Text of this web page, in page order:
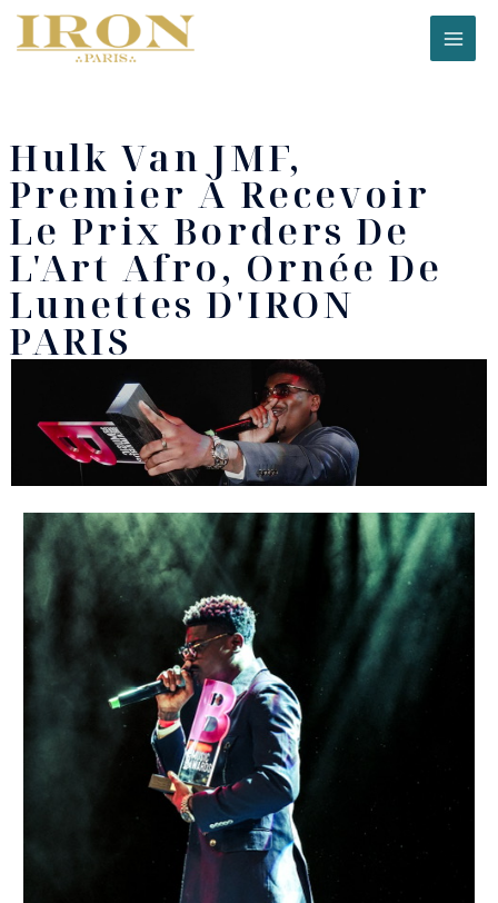
Aller
Hulk Van JMF,
Premier À Recevoir
Le Prix Borders De
L'Art Afro, Ornée De
Lunettes D'IRON
PARIS